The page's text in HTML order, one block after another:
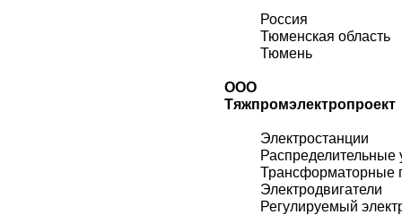
Россия
Тюменская область
Тюмень
ООО
Тяжпромэлектропроект
Электростанции
Распределительные
Трансформаторные
Электродвигатели
Регулируемый